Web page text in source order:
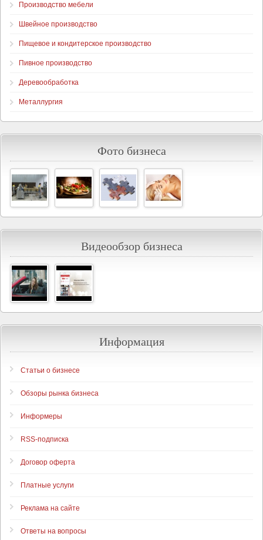
Производство мебели
Швейное производство
Пищевое и кондитерское производство
Пивное производство
Деревообработка
Металлургия
Фото бизнеса
Видеообзор бизнеса
Информация
Статьи о бизнесе
Обзоры рынка бизнеса
Информеры
RSS-подписка
Договор оферта
Платные услуги
Реклама на сайте
Ответы на вопросы